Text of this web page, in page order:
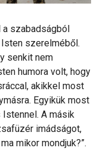
szabadságból
szerelméből.
senkit nem
humora volt, hogy
akikkel most
Egyikük most
A másik
imádságot,
mikor mondjuk?”.